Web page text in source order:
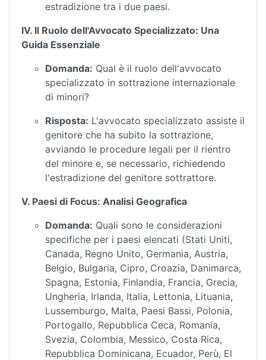
estradizione tra i due paesi.
IV. Il Ruolo dell'Avvocato Specializzato: Una
Guida Essenziale
Domanda: Qual è il ruolo dell'avvocato
specializzato in sottrazione internazionale
di minori?
Risposta: L'avvocato specializzato assiste il
genitore che ha subito la sottrazione,
avviando le procedure legali per il rientro
del minore e, se necessario, richiedendo
l'estradizione del genitore sottrattore.
V. Paesi di Focus: Analisi Geografica
Domanda: Quali sono le considerazioni
specifiche per i paesi elencati (Stati Uniti,
Canada, Regno Unito, Germania, Austria,
Belgio, Bulgaria, Cipro, Croazia, Danimarca,
Spagna, Estonia, Finlandia, Francia, Grecia,
Ungheria, Irlanda, Italia, Lettonia, Lituania,
Lussemburgo, Malta, Paesi Bassi, Polonia,
Portogallo, Repubblica Ceca, Romania,
Svezia, Colombia, Messico, Costa Rica,
Repubblica Dominicana, Ecuador, Perù, El